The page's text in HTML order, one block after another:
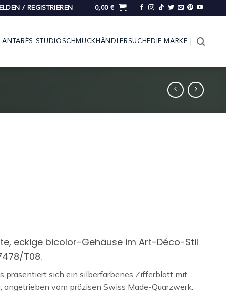
/ REGISTRIEREN 0,00 €
ANTARÈS STUDIOSCHMUCK HÄNDLERSUCHE DIE MARKE
eckige bicolor-Gehäuse im Art-Déco-Stil
T08.
präsentiert sich ein silberfarbenes Zifferblatt mit
vom präzisen Swiss Made-Quarzwerk.